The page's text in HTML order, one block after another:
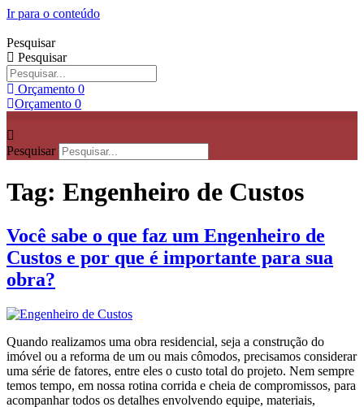
Ir para o conteúdo
Pesquisar
Pesquisar
Orçamento 0
Orçamento 0
Pesquisar
Tag: Engenheiro de Custos
Você sabe o que faz um Engenheiro de
Custos e por que é importante para sua
obra?
Quando realizamos uma obra residencial, seja a construção do
imóvel ou a reforma de um ou mais cômodos, precisamos considerar
uma série de fatores, entre eles o custo total do projeto. Nem sempre
temos tempo, em nossa rotina corrida e cheia de compromissos, para
acompanhar todos os detalhes envolvendo equipe, materiais,